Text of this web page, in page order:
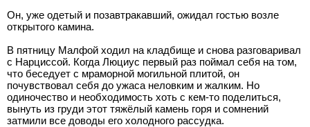
Он, уже одетый и позавтракавший, ожидал гостью возле
открытого камина.
В пятницу Малфой ходил на кладбище и снова разговаривал
с Нарциссой. Когда Люциус первый раз поймал себя на том,
что беседует с мраморной могильной плитой, он
почувствовал себя до ужаса неловким и жалким. Но
одиночество и необходимость хоть с кем-то поделиться,
вынуть из груди этот тяжёлый камень горя и сомнений
затмили все доводы его холодного рассудка.